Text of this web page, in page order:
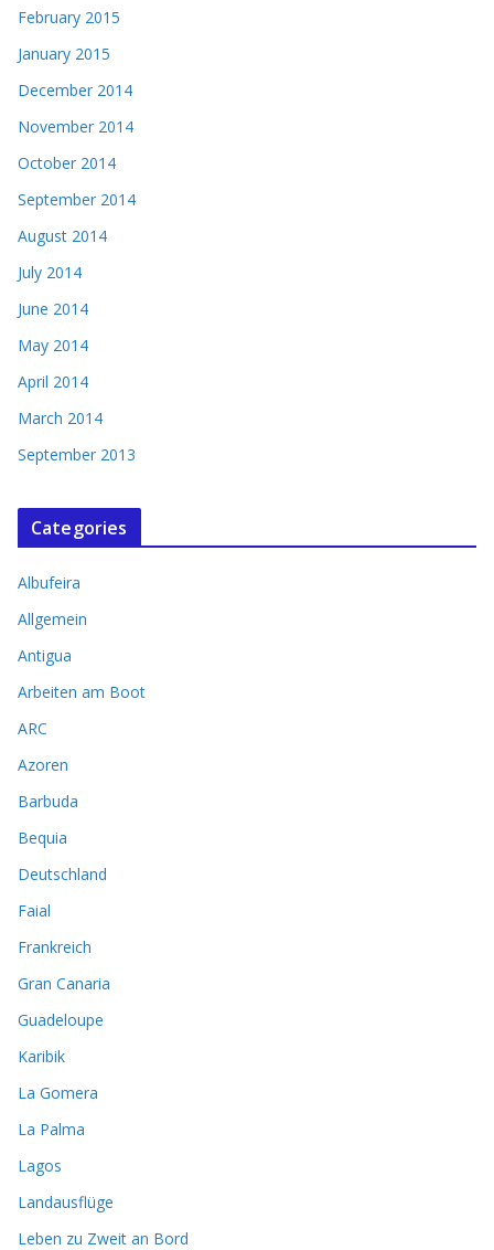
February 2015
January 2015
December 2014
November 2014
October 2014
September 2014
August 2014
July 2014
June 2014
May 2014
April 2014
March 2014
September 2013
Categories
Albufeira
Allgemein
Antigua
Arbeiten am Boot
ARC
Azoren
Barbuda
Bequia
Deutschland
Faial
Frankreich
Gran Canaria
Guadeloupe
Karibik
La Gomera
La Palma
Lagos
Landausflüge
Leben zu Zweit an Bord